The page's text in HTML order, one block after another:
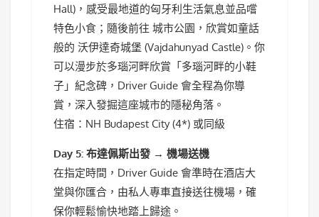
Hall)，感受最地道的匈牙利生活氣息並品嚐
特色小食；隨後前往 城市公園，欣賞如童話
般的 沃伊達奇城堡 (Vajdahunyad Castle)。你
可以漫步於多瑙河畔欣賞「多瑙河畔的小鞋
子」紀念碑，Driver Guide 會全程為你導
賞，深入發掘這座城市的隱秘角落。
住宿：NH Budapest City (4*) 或同級
Day 5: 布達佩斯出發 → 機場送機
在指定時間，Driver Guide 會準時在酒店大
堂與你匯合，由私人專車直接送往機場，確
保你輕鬆愉快地踏上歸途。